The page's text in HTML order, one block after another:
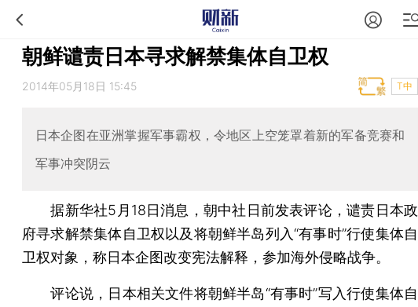
朝鲜谴责日本寻求解禁集体自卫权
2014年05月18日 15:45 T中
日本企图在亚洲掌握军事霸权，令地区上空笼罩着新的军备竞赛和
军事冲突阴云
据新华社5月18日消息，朝中社日前发表评论，谴责日本政
府寻求解禁集体自卫权以及将朝鲜半岛列入“有事时”行使集体自
卫权对象，称日本企图改变宪法解释，参加海外侵略战争。
评论说，日本相关文件将朝鲜半岛“有事时”写入行使集体自